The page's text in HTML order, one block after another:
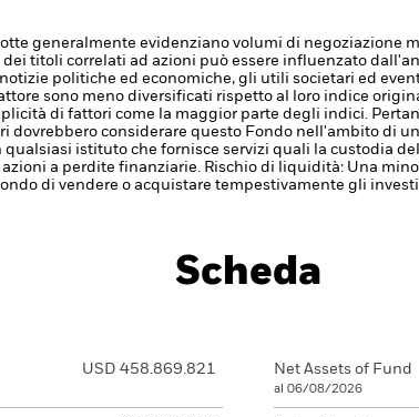
generalmente evidenziano volumi di negoziazione
dei titoli correlati ad azioni può essere influenzato
politiche ed economiche, gli utili societari ed
sono meno diversificati rispetto al loro indice
di fattori come la maggior parte degli indici.
dovrebbero considerare questo Fondo nell'ambito di
qualsiasi istituto che fornisce servizi quali la custodia
a perdite finanziarie. Rischio di liquidità: Una
di vendere o acquistare tempestivamente gli
Scheda
USD 458.869.821 Net Assets of Fund
al 06/08/2026